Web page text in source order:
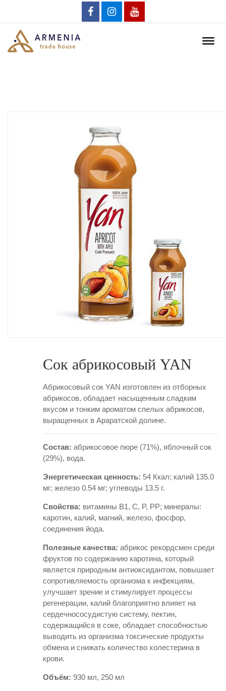
Сок абрикосовый YAN
Абрикосовый сок YAN изготовлен из отборных
абрикосов, обладает насыщенным сладким
вкусом и тонким ароматом спелых абрикосов,
выращенных в Араратской долине.
Состав: абрикосовое пюре (71%), яблочный сок
(29%), вода.
Энергетическая ценность: 54 Ккал; калий 135.0
мг; железо 0.54 мг; углеводы 13.5 г.
Свойства: витамины В1, С, P, PP; минералы:
каротин, калий, магний, железо, фосфор,
соединения йода.
Полезные качества: абрикос рекордсмен среди
фруктов по содержанию каротина, который
является природным антиоксидантом, повышает
сопротивляемость организма к инфекциям,
улучшает зрение и стимулирует процессы
регенерации, калий благоприятно влияет на
сердечнососудистую систему, пектин,
содержащийся в соке, обладает способностью
выводить из организма токсические продукты
обмена и снижать количество холестерина в
крови.
Объём: 930 мл, 250 мл